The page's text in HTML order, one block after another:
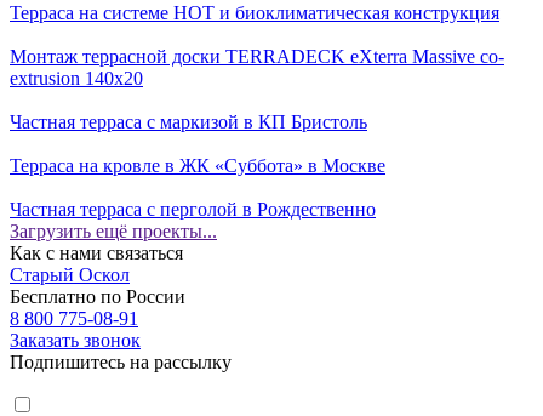
Терраса на системе НОТ и биоклиматическая конструкция
Монтаж террасной доски TERRADECK eXterra Massive co-
extrusion 140x20
Частная терраса с маркизой в КП Бристоль
Терраса на кровле в ЖК «Суббота» в Москве
Частная терраса с перголой в Рождественно
Загрузить ещё проекты...
Как с нами связаться
Старый Оскол
Бесплатно по России
8 800 775-08-91
Заказать звонок
Подпишитесь на рассылку